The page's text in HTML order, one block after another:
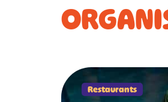
Restaurants